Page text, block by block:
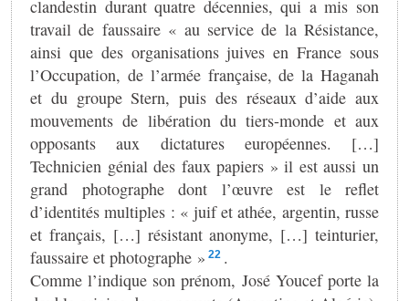
clandestin durant quatre décennies, qui a mis son
travail de faussaire « au service de la Résistance,
ainsi que des organisations juives en France sous
l’Occupation, de l’armée française, de la Haganah
et du groupe Stern, puis des réseaux d’aide aux
mouvements de libération du tiers-monde et aux
opposants aux dictatures européennes. […]
Technicien génial des faux papiers » il est aussi un
grand photographe dont l’œuvre est le reflet
d’identités multiples : « juif et athée, argentin, russe
et français, […] résistant anonyme, […] teinturier,
faussaire et photographe » 22 .
Comme l’indique son prénom, José Youcef porte la